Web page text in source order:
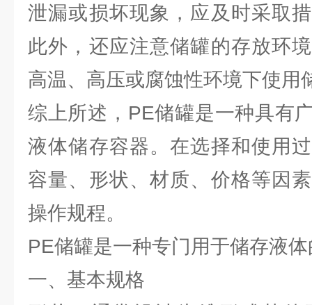
泄漏或损坏现象，应及时采取
此外，还应注意储罐的存放环
高温、高压或腐蚀性环境下使用
综上所述，PE储罐是一种具有
液体储存容器。在选择和使用
容量、形状、材质、价格等因
操作规程。
PE储罐是一种专门用于储存液
一、基本规格